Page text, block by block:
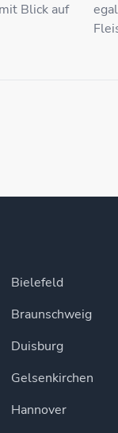
Blick auf
Bielefeld
Braunschweig
Duisburg
Gelsenkirchen
Hannover